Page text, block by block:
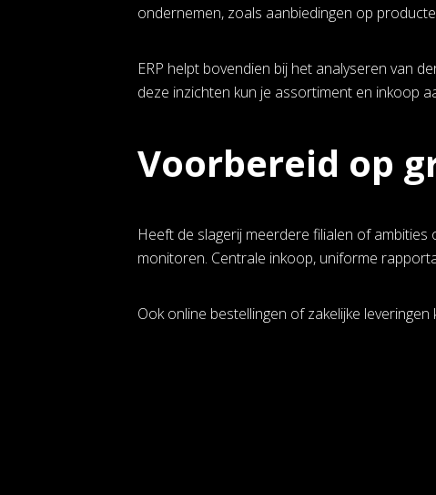
ondernemen, zoals aanbiedingen op
ERP helpt bovendien bij het analyseren van
deze inzichten kun je assortiment en inkoop
Voorbereid op
Heeft de slagerij meerdere filialen of
monitoren. Centrale inkoop, uniforme
Ook online bestellingen of zakelijke